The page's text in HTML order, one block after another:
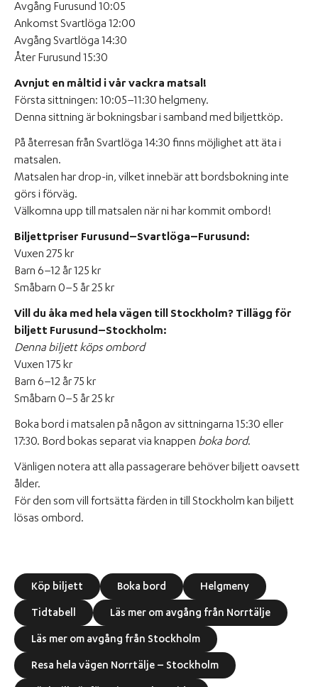
Avgång Furusund 10:05
Ankomst Svartlöga 12:00
Avgång Svartlöga 14:30
Åter Furusund 15:30
Avnjut en måltid i vår vackra matsal!
Första sittningen: 10:05–11:30 helgmeny.
Denna sittning är bokningsbar i samband med biljettköp.
På återresan från Svartlöga 14:30 finns möjlighet att äta i
matsalen.
Matsalen har drop-in, vilket innebär att bordsbokning inte
görs i förväg.
Välkomna upp till matsalen när ni har kommit ombord!
Biljettpriser Furusund–Svartlöga–Furusund:
Vuxen 275 kr
Barn 6–12 år 125 kr
Småbarn 0–5 år 25 kr
Vill du åka med hela vägen till Stockholm? Tillägg för
biljett Furusund–Stockholm:
Denna biljett köps ombord
Vuxen 175 kr
Barn 6–12 år 75 kr
Småbarn 0–5 år 25 kr
Boka bord i matsalen på någon av sittningarna 15:30 eller
17:30. Bord bokas separat via knappen boka bord.
Vänligen notera att alla passagerare behöver biljett oavsett
ålder.
För den som vill fortsätta färden in till Stockholm kan biljett
lösas ombord.
Köp biljett Boka bord Helgmeny
Tidtabell Läs mer om avgång från Norrtälje
Läs mer om avgång från Stockholm
Resa hela vägen Norrtälje – Stockholm